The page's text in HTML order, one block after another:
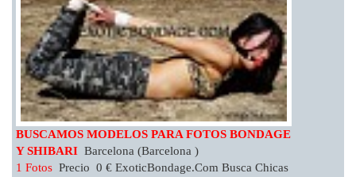
BUSCAMOS MODELOS PARA FOTOS BONDAGE
Y SHIBARI Barcelona (Barcelona )
1 Fotos Precio 0 € ExoticBondage.com Busca Chicas